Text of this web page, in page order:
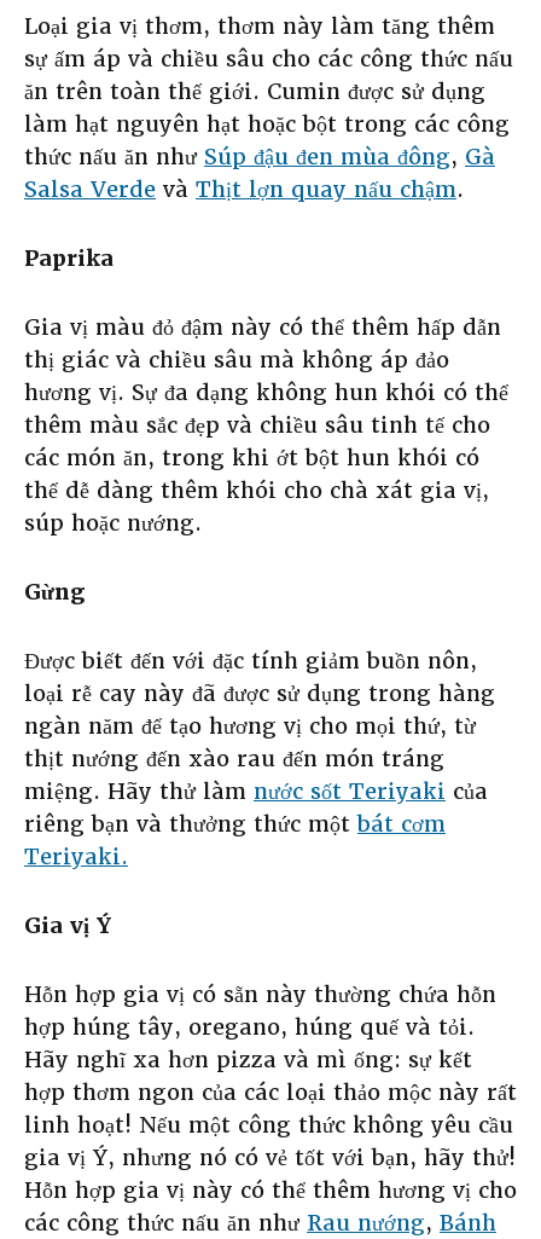
Loại gia vị thơm, thơm này làm tăng thêm
sự ấm áp và chiều sâu cho các công thức nấu
ăn trên toàn thế giới. Cumin được sử dụng
làm hạt nguyên hạt hoặc bột trong các công
thức nấu ăn như Súp đậu đen mùa đông, Gà
Salsa Verde và Thịt lợn quay nấu chậm.
Paprika
Gia vị màu đỏ đậm này có thể thêm hấp dẫn
thị giác và chiều sâu mà không áp đảo
hương vị. Sự đa dạng không hun khói có thể
thêm màu sắc đẹp và chiều sâu tinh tế cho
các món ăn, trong khi ớt bột hun khói có
thể dễ dàng thêm khói cho chà xát gia vị,
súp hoặc nướng.
Gừng
Được biết đến với đặc tính giảm buồn nôn,
loại rễ cay này đã được sử dụng trong hàng
ngàn năm để tạo hương vị cho mọi thứ, từ
thịt nướng đến xào rau đến món tráng
miệng. Hãy thử làm nước sốt Teriyaki của
riêng bạn và thưởng thức mộtbát cơm
Teriyaki.
Gia vị Ý
Hỗn hợp gia vị có sẵn này thường chứa hỗn
hợp húng tây, oregano, húng quế và tỏi.
Hãy nghĩ xa hơn pizza và mì ống: sự kết
hợp thơm ngon của các loại thảo mộc này rất
linh hoạt! Nếu một công thức không yêu cầu
gia vị Ý, nhưng nó có vẻ tốt với bạn, hãy thử!
Hỗn hợp gia vị này có thể thêm hương vị cho
các công thức nấu ăn như Rau nướng, Bánh